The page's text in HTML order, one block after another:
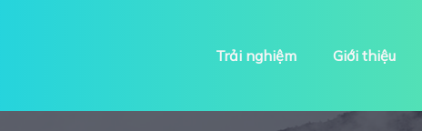
Trải nghiệm Giới thiệu